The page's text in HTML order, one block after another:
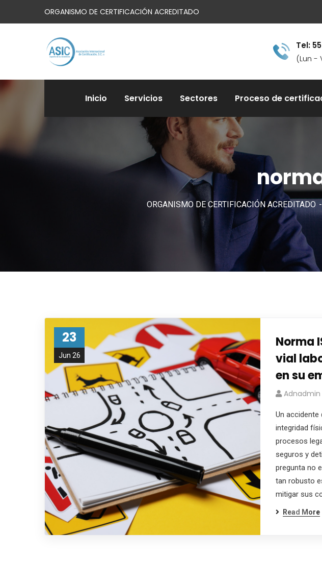
ORGANISMO DE CERTIFICACIÓN ACREDITADO
Tel: 55
(Lun -
Inicio Servicios Sectores Proceso de
ORGANISMO DE CERTIFICACIÓN ACREDITADO
23
Jun 26
Norma
vial
en su
Adnadmin
Un
integridad
procesos
seguros y
pregunta no
tan robusto
mitigar sus
Read More
Sucríbete al